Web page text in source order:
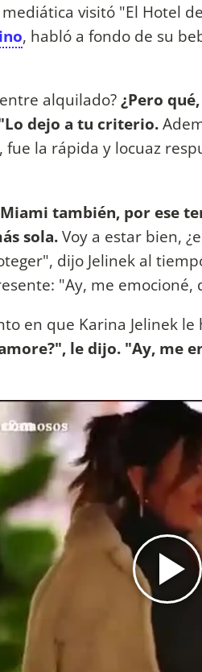
visitó "El Hotel
, habló a fondo de su
alquilado?¿Pero
dejo a tu criterio.
la rápida y locuaz
también, por ese
sola.Voy a estar bien,
dijo Jelinek al
"Ay, me emocioné,
en que Karina Jelinek
le dijo. "Ay, me